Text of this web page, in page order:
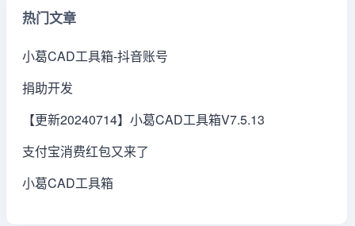
热门文章
小葛CAD工具箱-抖音账号
捐助开发
【更新20240714】小葛CAD工具箱V7.5.13
支付宝消费红包又来了
小葛CAD工具箱